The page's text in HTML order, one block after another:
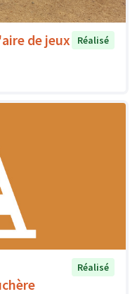
de jeux
Réalisé
Réalisé